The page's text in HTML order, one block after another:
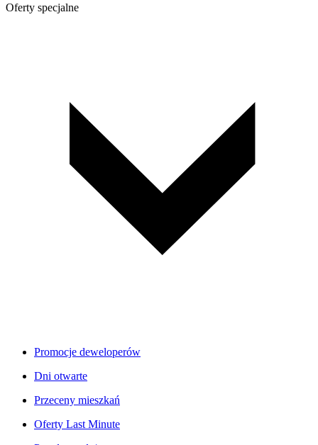
Oferty specjalne
Promocje deweloperów
Dni otwarte
Przeceny mieszkań
Oferty Last Minute